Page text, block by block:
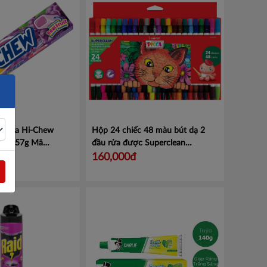
Hi-Chew
57g Mã
Hộp 24 chiếc 48 màu bút dạ 2
đầu rửa được Superclean
LeaderartMã LA107Z9
160,000đ